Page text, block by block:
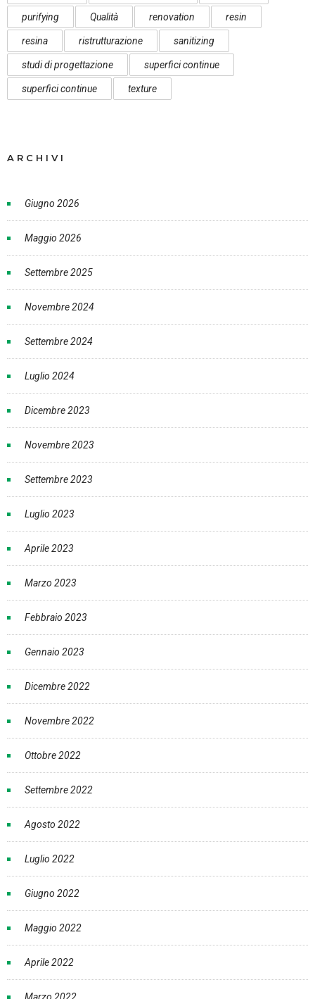
purifying Qualità renovation resin
resina ristrutturazione sanitizing
studi di progettazione superfici continue
superfici continue texture
ARCHIVI
Giugno 2026
Maggio 2026
Settembre 2025
Novembre 2024
Settembre 2024
Luglio 2024
Dicembre 2023
Novembre 2023
Settembre 2023
Luglio 2023
Aprile 2023
Marzo 2023
Febbraio 2023
Gennaio 2023
Dicembre 2022
Novembre 2022
Ottobre 2022
Settembre 2022
Agosto 2022
Luglio 2022
Giugno 2022
Maggio 2022
Aprile 2022